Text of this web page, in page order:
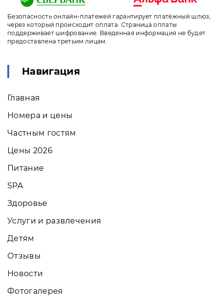
Безопасность онлайн-платежей гарантирует платёжный шлюз,
через который происходит оплата. Страница оплаты
поддерживает шифрование. Введенная информация не будет
предоставлена третьим лицам.
Навигация
Главная
Номера и цены
Частным гостям
Цены 2026
Питание
SPA
Здоровье
Услуги и развлечения
Детям
Отзывы
Новости
Фотогалерея